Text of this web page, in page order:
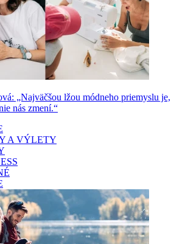
„Najväčšou lžou módneho priemyslu je,
nás zmení.“
A VÝLETY